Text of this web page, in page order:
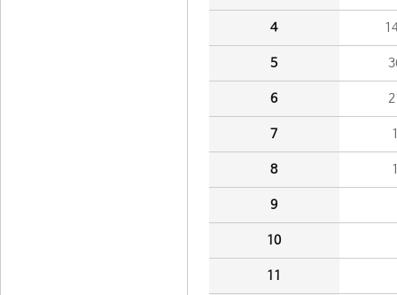
4
5
6
7
8
9
10
11